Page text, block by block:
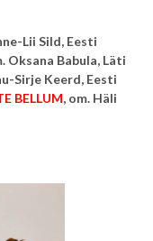
Lii Sild, Eesti
Oksana Babula, Läti
Sirje Keerd, Eesti
BELLUM, om. Häli